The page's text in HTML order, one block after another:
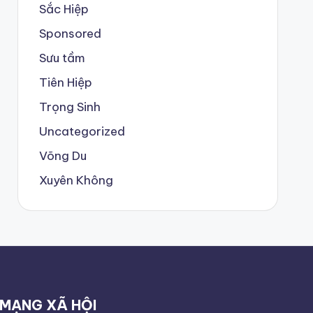
Sắc Hiệp
Sponsored
Sưu tầm
Tiên Hiệp
Trọng Sinh
Uncategorized
Võng Du
Xuyên Không
MẠNG XÃ HỘI